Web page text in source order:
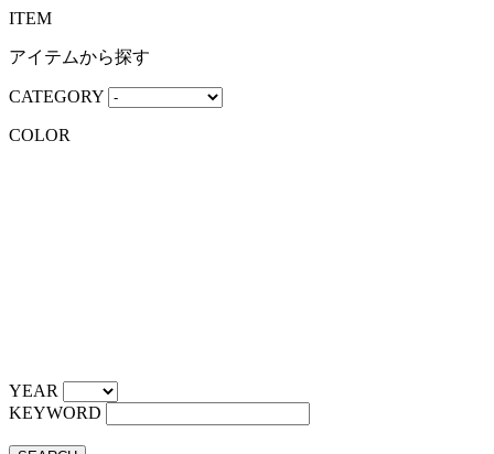
ITEM
アイテムから探す
CATEGORY
COLOR
YEAR
KEYWORD